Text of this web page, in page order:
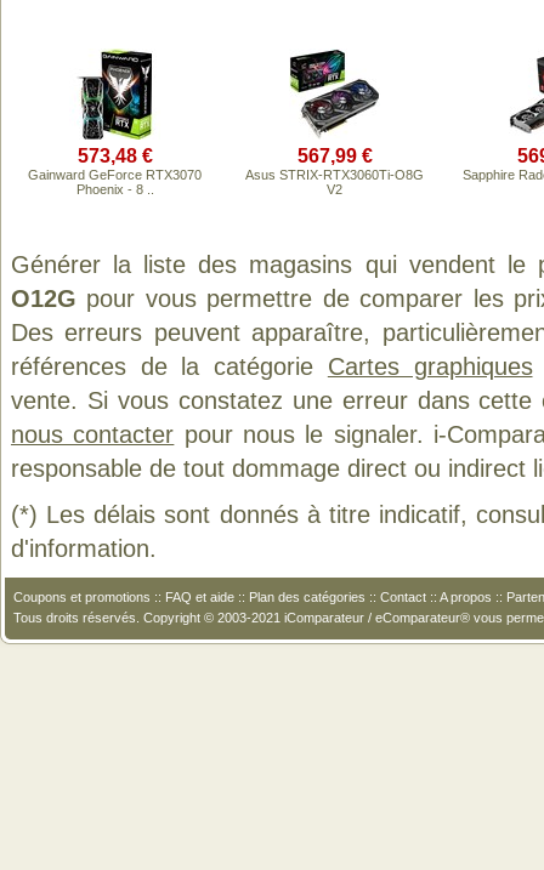
573,48 €
Gainward GeForce RTX3070
Phoenix - 8 ..
567,99 €
Asus STRIX-RTX3060Ti-O8G
V2
Sapphire
Générer la liste des magasins qui vendent le
O12G pour vous permettre de comparer les
Des erreurs peuvent apparaître,
références de la catégorie Cartes graphiques
vente. Si vous constatez une erreur dans
nous contacter pour nous le signaler. i-
responsable de tout dommage direct ou indirect
(*) Les délais sont donnés à titre indicatif,
d'information.
Coupons et promotions :: FAQ et aide :: Plan des catégories :: Contact :: A propos ::
Tous droits réservés. Copyright © 2003-2021 iComparateur / eComparateur® vous